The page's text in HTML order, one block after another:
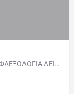
ΙΠΠΟΚΡΑΤΙΚΗ ΑΝΑΤΡΙΨΗ ΟΡΘΟΠΕΔΙΚΗ ΡΕΦΛΕΞΟΛΟΓΙΑ ΛΕΙΤΟΥΡΓΙΚΗ ΜΑΛΑΞΗ ΑΘΛΗΤΙΚΗ ΜΑΛΑΞΗ ΕΝ ΤΩ ΒΑΘΕΙ (DEEP…